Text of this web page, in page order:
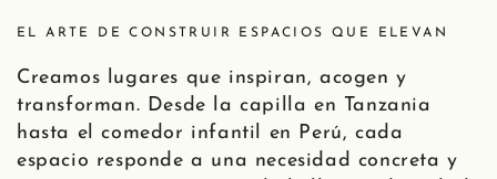
EL ARTE DE CONSTRUIR ESPACIOS QUE ELEVAN
Creamos lugares que inspiran, acogen y
transforman. Desde la capilla en Tanzania
hasta el comedor infantil en Perú, cada
espacio responde a una necesidad concreta y